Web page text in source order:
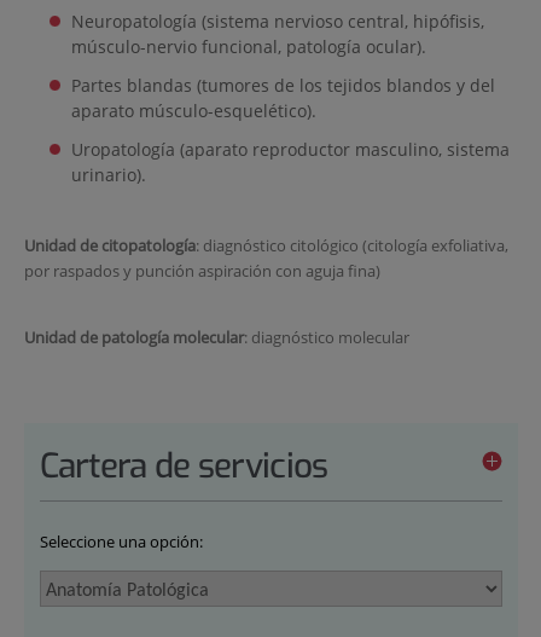
Neuropatología (sistema nervioso central, hipófisis,
músculo-nervio funcional, patología ocular).
Partes blandas (tumores de los tejidos blandos y del
aparato músculo-esquelético).
Uropatología (aparato reproductor masculino, sistema
urinario).
Unidad de citopatología: diagnóstico citológico (citología exfoliativa,
por raspados y punción aspiración con aguja fina)
Unidad de patología molecular: diagnóstico molecular
Cartera de servicios
Seleccione una opción: